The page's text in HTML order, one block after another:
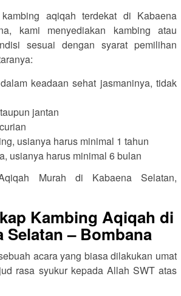
aqiqah terdekat di Kabaena
kami menyediakan kambing atau
sesuai dengan syarat pemilihan
keadaan sehat jasmaninya, tidak
jantan
usianya harus minimal 1 tahun
usianya harus minimal 6 bulan
Kambing Aqiqah di
Selatan – Bombana
acara yang biasa dilakukan umat
rasa syukur kepada Allah SWT atas